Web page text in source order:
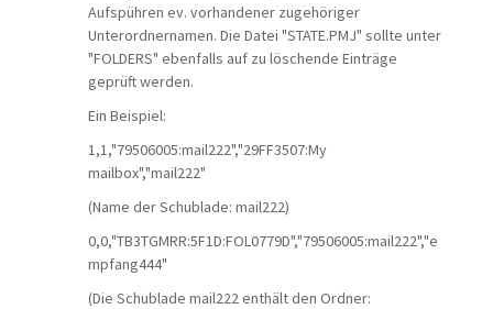
Aufspühren ev. vorhandener zugehöriger
Unterordnernamen. Die Datei "STATE.PMJ" sollte unter
"FOLDERS" ebenfalls auf zu löschende Einträge
geprüft werden.
Ein Beispiel:
1,1,"79506005:mail222","29FF3507:My
mailbox","mail222"
(Name der Schublade: mail222)
0,0,"TB3TGMRR:5F1D:FOL0779D","79506005:mail222","e
mpfang444"
(Die Schublade mail222 enthält den Ordner: